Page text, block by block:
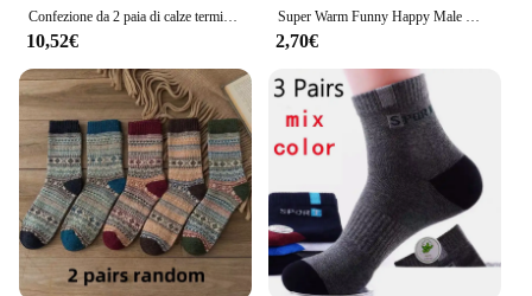
Confezione da 2 paia di calze termiche invernali per uomo donna calze isolate per climi freddi escursionismo all'aperto sci caldo neve calze riscaldate spesse
10,52€
Super Warm Funny Happy Male Men calzini solidi più spessi calzini di coniglio in lana Merino calzini invernali da neve calceta hombre skarpety meskie
2,70€